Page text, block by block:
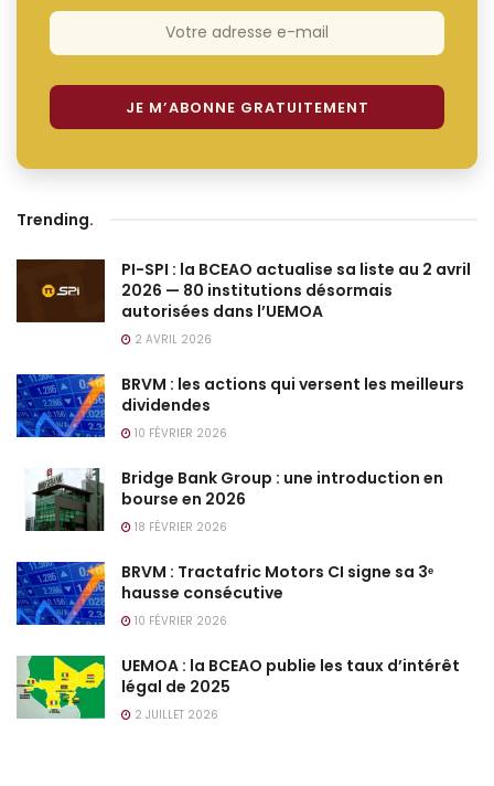
Trending.
PI-SPI : la BCEAO actualise sa liste au 2 avril
2026 — 80 institutions désormais
autorisées dans l’UEMOA
2 AVRIL 2026
BRVM : les actions qui versent les meilleurs
dividendes
10 FÉVRIER 2026
Bridge Bank Group : une introduction en
bourse en 2026
18 FÉVRIER 2026
BRVM : Tractafric Motors CI signe sa 3ᵉ
hausse consécutive
10 FÉVRIER 2026
UEMOA : la BCEAO publie les taux d’intérêt
légal de 2025
2 JUILLET 2026